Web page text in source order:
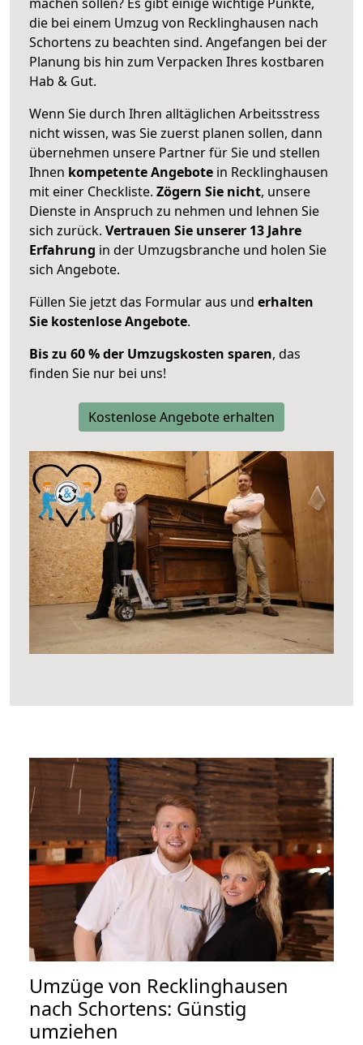
die bei einem Umzug von Recklinghausen nach
Schortens zu beachten sind. Angefangen bei der
Planung bis hin zum Verpacken Ihres kostbaren
Hab & Gut.
Wenn Sie durch Ihren alltäglichen Arbeitsstress
nicht wissen, was Sie zuerst planen sollen, dann
übernehmen unsere Partner für Sie und stellen
Ihnen kompetente Angebote in Recklinghausen
mit einer Checkliste. Zögern Sie nicht, unsere
Dienste in Anspruch zu nehmen und lehnen Sie
sich zurück. Vertrauen Sie unserer 13 Jahre
Erfahrung in der Umzugsbranche und holen Sie
sich Angebote.
Füllen Sie jetzt das Formular aus und erhalten
Sie kostenlose Angebote.
Bis zu 60 % der Umzugskosten sparen, das
finden Sie nur bei uns!
Kostenlose Angebote erhalten
Umzüge von Recklinghausen
nach Schortens: Günstig
umziehen